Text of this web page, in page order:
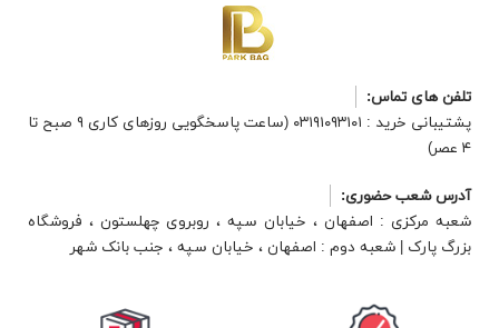
تلفن های تماس:
پشتیبانی خرید : ۰۳۱۹۱۰۹۳۱۰۱ (ساعت پاسخگویی روزهای کاری ۹ صبح تا
۴ عصر)
آدرس شعب حضوری:
شعبه مرکزی : اصفهان ، خیابان سپه ، روبروی چهلستون ، فروشگاه
بزرگ پارک | شعبه دوم : اصفهان ، خیابان سپه ، جنب بانک شهر